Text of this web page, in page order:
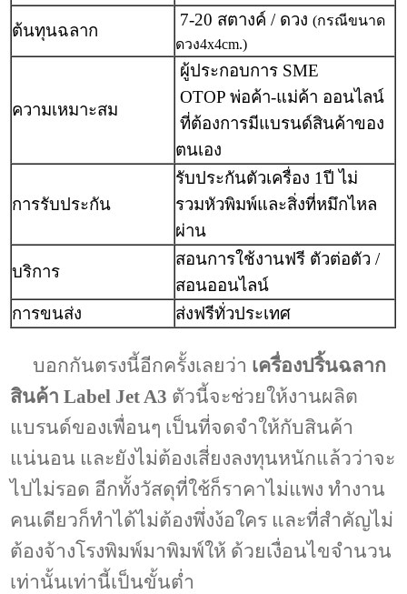
ต้นทุนฉลาก
7-20 สตางค์ / ดวง (กรณีขนาด
ดวง4x4cm.)
ความเหมาะสม
ผู้ประกอบการ SME
OTOP พ่อค้า-แม่ค้า ออนไลน์
ที่ต้องการมีแบรนด์สินค้าของ
ตนเอง
การรับประกัน
รับประกันตัวเครื่อง 1ปี ไม่
รวมหัวพิมพ์และสิ่งที่หมึกไหล
ผ่าน
บริการ
สอนการใช้งานฟรี ตัวต่อตัว /
สอนออนไลน์
การขนส่ง
ส่งฟรีทั่วประเทศ
บอกกันตรงนี้อีกครั้งเลยว่า เครื่องปริ้นฉลาก
สินค้า Label Jet A3 ตัวนี้จะช่วยให้งานผลิต
แบรนด์ของเพื่อนๆ เป็นที่จดจำให้กับสินค้า
แน่นอน และยังไม่ต้องเสี่ยงลงทุนหนักแล้วว่าจะ
ไปไม่รอด อีกทั้งวัสดุที่ใช้ก็ราคาไม่แพง ทำงาน
คนเดียวก็ทำได้ไม่ต้องพึ่งง้อใคร และที่สำคัญไม่
ต้องจ้างโรงพิมพ์มาพิมพ์ให้ ด้วยเงื่อนไขจำนวน
เท่านั้นเท่านี้เป็นขั้นต่ำ